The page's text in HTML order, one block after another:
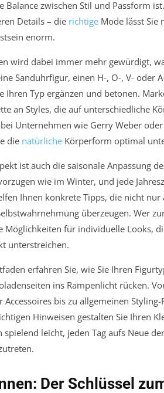
Balance zwischen Stil und Passform
Details – die richtige Mode lässt Sie
enorm.
wird dabei immer mehr gewürdigt,
Sanduhrfigur, einen H-, O-, V- oder
Ihren Typ ergänzen und betonen.
an Styles, die auf unterschiedliche
Unternehmen wie Gerry Weber
die natürliche Körperform optimal
ist auch die saisonale Anpassung
wie im Winter, und jede
Ihnen konkrete Tipps, die nicht
überzeugen. Wer
Möglichkeiten für individuelle Looks,
unterstreichen.
erfahren Sie, wie Sie Ihren
ins Rampenlicht rücken.
Accessoires bis zu allgemeinen
Hinweisen gestalten Sie Ihren
spielend leicht, jeden Tag aufs Neue
Der Schlüssel